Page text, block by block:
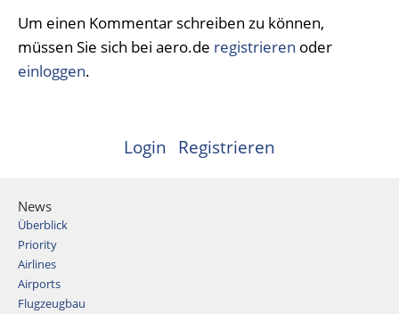
Um einen Kommentar schreiben zu können,
müssen Sie sich bei aero.de registrieren oder
einloggen.
Login Registrieren
News
Überblick
Priority
Airlines
Airports
Flugzeugbau